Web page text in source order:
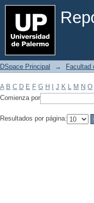
Filtrar por:
DSpace Principal → Facultad
A B C D E F G H J K L M N O
Comienza por
Resultados por página: